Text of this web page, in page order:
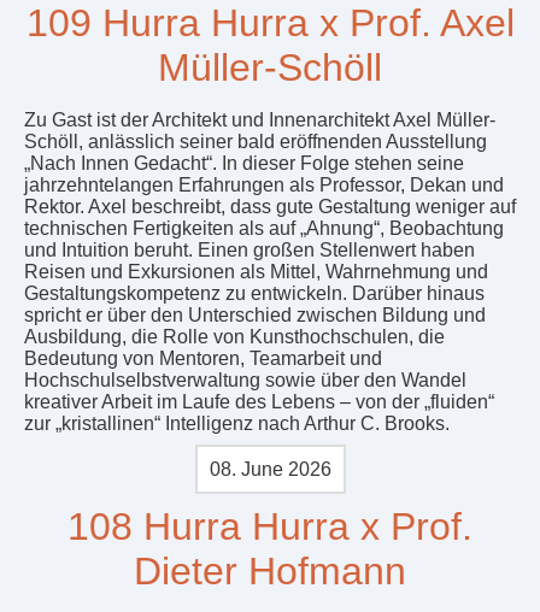
109 Hurra Hurra x Prof. Axel
Müller-Schöll
Zu Gast ist der Architekt und Innenarchitekt Axel Müller-
Schöll, anlässlich seiner bald eröffnenden Ausstellung
„Nach Innen Gedacht“. In dieser Folge stehen seine
jahrzehntelangen Erfahrungen als Professor, Dekan und
Rektor. Axel beschreibt, dass gute Gestaltung weniger auf
technischen Fertigkeiten als auf „Ahnung“, Beobachtung
und Intuition beruht. Einen großen Stellenwert haben
Reisen und Exkursionen als Mittel, Wahrnehmung und
Gestaltungskompetenz zu entwickeln. Darüber hinaus
spricht er über den Unterschied zwischen Bildung und
Ausbildung, die Rolle von Kunsthochschulen, die
Bedeutung von Mentoren, Teamarbeit und
Hochschulselbstverwaltung sowie über den Wandel
kreativer Arbeit im Laufe des Lebens – von der „fluiden“
zur „kristallinen“ Intelligenz nach Arthur C. Brooks.
08. June 2026
108 Hurra Hurra x Prof.
Dieter Hofmann